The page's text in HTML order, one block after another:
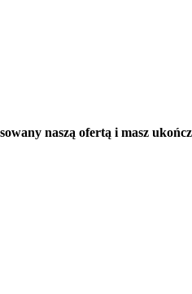
naszą ofertą i masz